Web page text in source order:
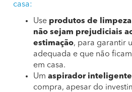
casa:
Use produtos de
não sejam prejudiciais
estimação, para garantir
adequada e que não
em casa.
Um aspirador inteligente
compra, apesar do